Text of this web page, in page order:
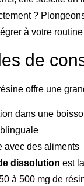
?
à votre
de
offre une
dans une
avec des aliments
dissolution est
à 500 mg de